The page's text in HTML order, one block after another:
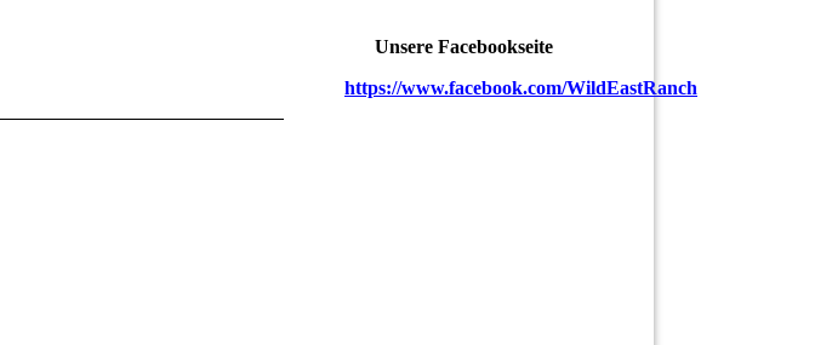
Unsere Facebookseite
https://www.facebook.com/WildEastRanch